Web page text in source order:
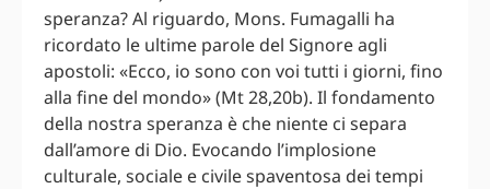
speranza? Al riguardo, Mons. Fumagalli ha
ricordato le ultime parole del Signore agli
apostoli: «Ecco, io sono con voi tutti i giorni, fino
alla fine del mondo» (Mt 28,20b). Il fondamento
della nostra speranza è che niente ci separa
dall’amore di Dio. Evocando l’implosione
culturale, sociale e civile spaventosa dei tempi